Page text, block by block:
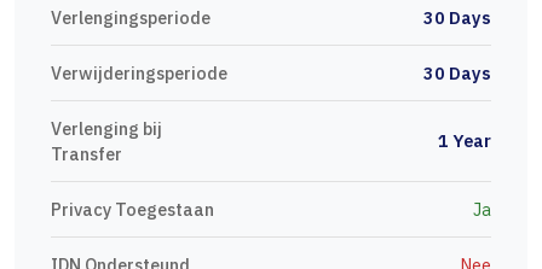
Verlengingsperiode 30 Days
Verwijderingsperiode 30 Days
Verlenging bij
Transfer
1 Year
Privacy Toegestaan Ja